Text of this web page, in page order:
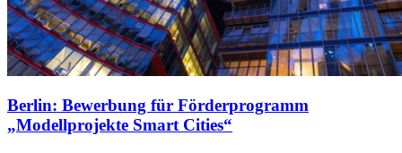
Berlin: Bewerbung für Förderprogramm
„Modellprojekte Smart Cities“